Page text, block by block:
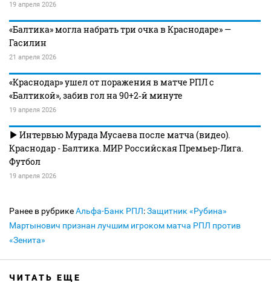
19 апреля 2026
«Балтика» могла набрать три очка в Краснодаре» —
Гасилин
21 апреля 2026
«Краснодар» ушел от поражения в матче РПЛ с
«Балтикой», забив гол на 90+2‑й минуте
19 апреля 2026
Интервью Мурада Мусаева после матча (видео).
Краснодар - Балтика. МИР Российская Премьер-Лига.
Футбол
19 апреля 2026
Ранее в рубрикеАльфа-Банк РПЛ:Защитник «Рубина»
Мартынович признан лучшим игроком матча РПЛ против
«Зенита»
ЧИТАТЬ ЕЩЕ